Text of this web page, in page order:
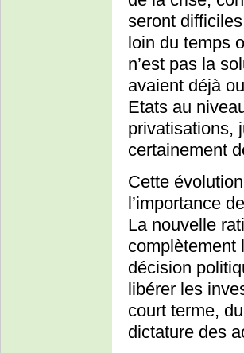
seront
loin du temps
n’est pas la
avaient déjà
Etats au
privatisations,
certainement
Cette
l’importance
La nouvelle
complètement
décision
libérer les
court terme,
dictature des